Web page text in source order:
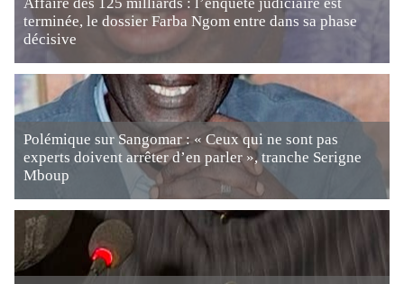
terminée, le dossier Farba Ngom entre dans sa phase
décisive
Polémique sur Sangomar : « Ceux qui ne sont pas
experts doivent arrêter d’en parler », tranche Serigne
Mboup